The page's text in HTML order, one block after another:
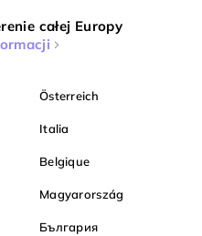
całej Europy
Österreich
Italia
Belgique
Magyarország
България